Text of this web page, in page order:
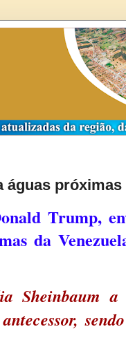
próximas
Trump,
da
Sheinbaum